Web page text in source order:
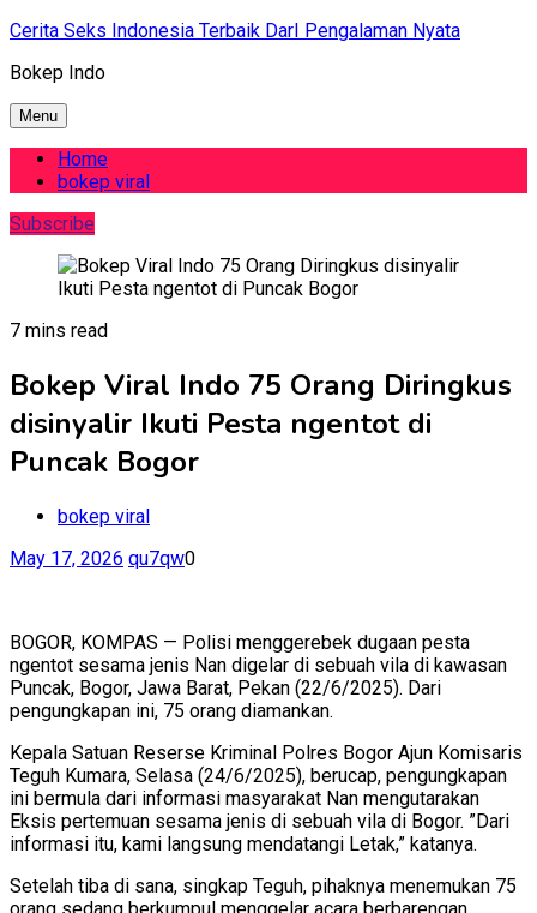
Skip
content
Cerita Seks Indonesia Terbaik DarI Pengalaman Nyata
Bokep Indo
Menu
Home
bokep viral
Subscribe
7 mins read
Bokep Viral Indo 75 Orang Diringkus
disinyalir Ikuti Pesta ngentot di
Puncak Bogor
bokep viral
May 17, 2026 qu7qw0
BOGOR, KOMPAS — Polisi menggerebek dugaan pesta
ngentot sesama jenis Nan digelar di sebuah vila di kawasan
Puncak, Bogor, Jawa Barat, Pekan (22/6/2025). Dari
pengungkapan ini, 75 orang diamankan.
Kepala Satuan Reserse Kriminal Polres Bogor Ajun Komisaris
Teguh Kumara, Selasa (24/6/2025), berucap, pengungkapan
ini bermula dari informasi masyarakat Nan mengutarakan
Eksis pertemuan sesama jenis di sebuah vila di Bogor. ”Dari
informasi itu, kami langsung mendatangi Letak,” katanya.
Setelah tiba di sana, singkap Teguh, pihaknya menemukan 75